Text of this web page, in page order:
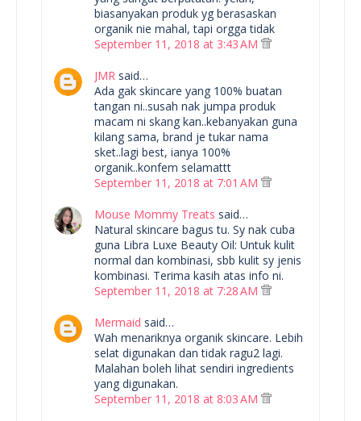
biasanyakan produk yg berasaskan
organik nie mahal, tapi orgga tidak
September 11, 2018 at 3:43 AM
JMR said…
Ada gak skincare yang 100% buatan
tangan ni..susah nak jumpa produk
macam ni skang kan..kebanyakan guna
kilang sama, brand je tukar nama
sket..lagi best, ianya 100%
organik..konfem selamattt
September 11, 2018 at 7:01 AM
Mouse Mommy Treats said…
Natural skincare bagus tu. Sy nak cuba
guna Libra Luxe Beauty Oil: Untuk kulit
normal dan kombinasi, sbb kulit sy jenis
kombinasi. Terima kasih atas info ni.
September 11, 2018 at 7:28 AM
Mermaid said…
Wah menariknya organik skincare. Lebih
selat digunakan dan tidak ragu2 lagi.
Malahan boleh lihat sendiri ingredients
yang digunakan.
September 11, 2018 at 8:03 AM